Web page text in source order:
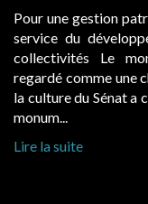
monuments
et
a
que la
juillet 2026, à la